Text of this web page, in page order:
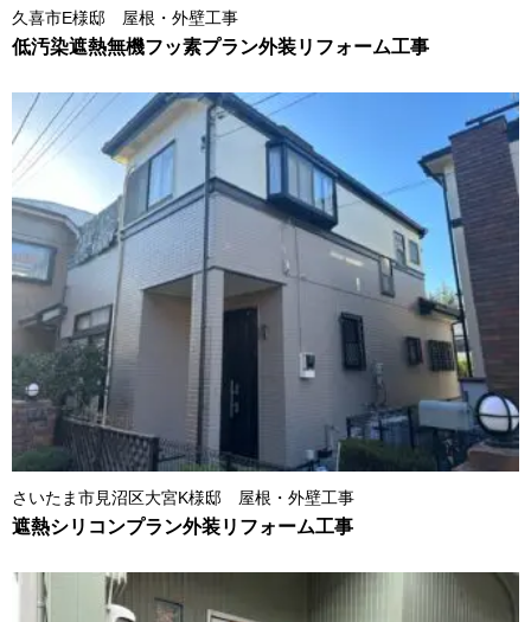
久喜市E様邸 屋根・外壁工事
低汚染遮熱無機フッ素プラン外装リフォーム工事
さいたま市見沼区大宮K様邸 屋根・外壁工事
遮熱シリコンプラン外装リフォーム工事